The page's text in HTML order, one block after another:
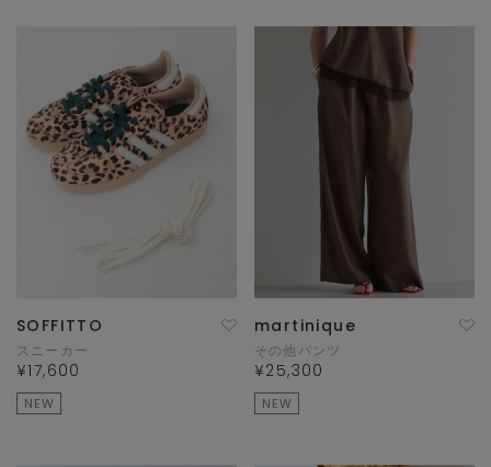
SOFFITTO
スニーカー
¥17,600
NEW
martinique
その他パンツ
¥25,300
NEW